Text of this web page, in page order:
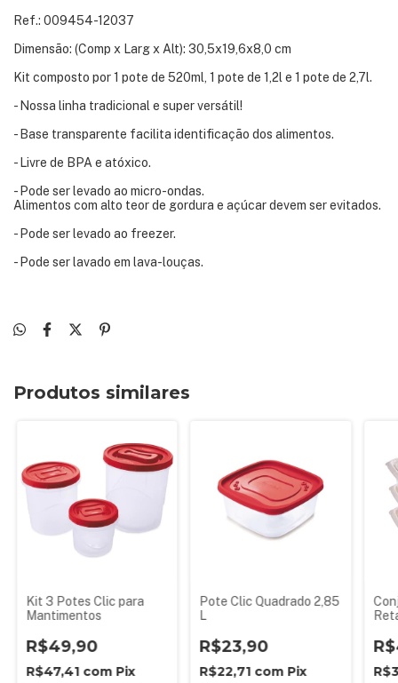
Ref.: 009454-12037
Dimensão: (Comp x Larg x Alt): 30,5x19,6x8,0 cm
Kit composto por 1 pote de 520ml, 1 pote de 1,2l e 1 pote de 2,7l.
- Nossa linha tradicional e super versátil!
- Base transparente facilita identificação dos alimentos.
- Livre de BPA e atóxico.
- Pode ser levado ao micro-ondas.
Alimentos com alto teor de gordura e açúcar devem ser evitados.
- Pode ser levado ao freezer.
- Pode ser lavado em lava-louças.
Produtos similares
Kit 3 Potes Clic para
Mantimentos
R$49,90
R$47,41 com Pix
Pote Clic Quadrado 2,85
L
R$23,90
R$22,71 com Pix